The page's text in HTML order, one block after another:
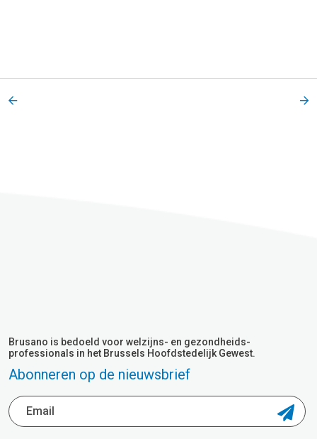
Brusano is bedoeld voor welzijns- en gezondheids-
professionals in het Brussels Hoofdstedelijk Gewest.
Abonneren op de nieuwsbrief